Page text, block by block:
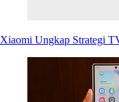
Xiaomi Ungkap Strategi